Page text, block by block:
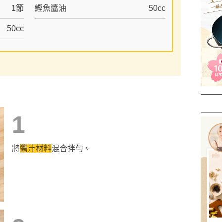
1節 鰹魚醬油 50cc
50cc
1
將醬汁材料混合拌勻。